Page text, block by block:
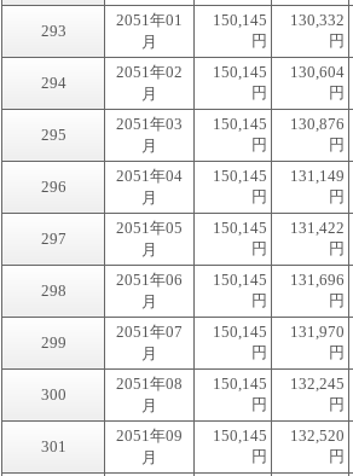
293
2051年01
月
150,145
円
130,332
円
294
2051年02
月
150,145
円
130,604
円
295
2051年03
月
150,145
円
130,876
円
296
2051年04
月
150,145
円
131,149
円
297
2051年05
月
150,145
円
131,422
円
298
2051年06
月
150,145
円
131,696
円
299
2051年07
月
150,145
円
131,970
円
300
2051年08
月
150,145
円
132,245
円
301
2051年09
月
150,145
円
132,520
円